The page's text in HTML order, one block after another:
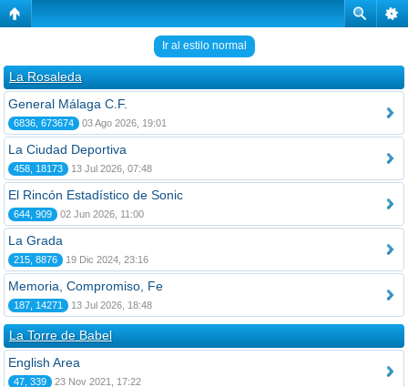
Ir al estilo normal
La Rosaleda
General Málaga C.F.
6836, 673674 03 Ago 2026, 19:01
La Ciudad Deportiva
458, 18173 13 Jul 2026, 07:48
El Rincón Estadístico de Sonic
644, 909 02 Jun 2026, 11:00
La Grada
215, 8876 19 Dic 2024, 23:16
Memoria, Compromiso, Fe
187, 14271 13 Jul 2026, 18:48
La Torre de Babel
English Area
47, 339 23 Nov 2021, 17:22